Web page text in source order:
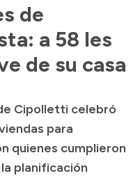
de
a 58 les
de su casa
Cipolletti celebró
para
quienes cumplieron
planificación